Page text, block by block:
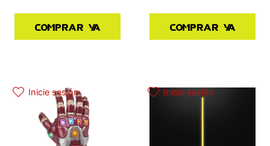
Comprar ya Comprar ya
Inicie sesión Inicie sesión